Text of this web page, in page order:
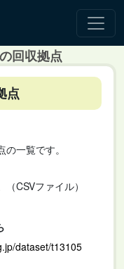
回収拠点
点
一覧です。
CSVファイル）
dataset/t13105